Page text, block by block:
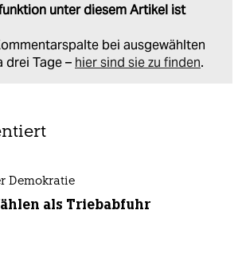
unter diesem Artikel ist
bei ausgewählten
drei Tage – hier sind sie zu finden.
Demokratie
als Triebabfuhr